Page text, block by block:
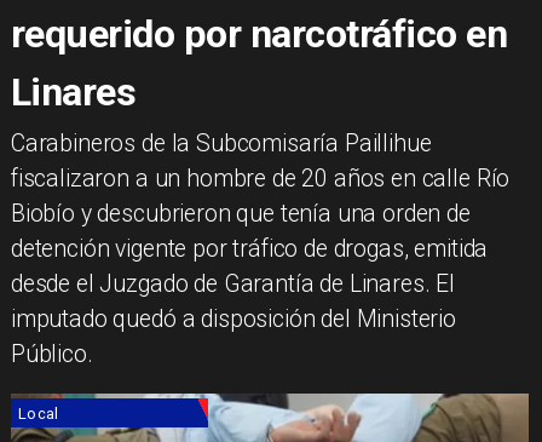
requerido por narcotráfico en
Linares
​Carabineros de la Subcomisaría Paillihue
fiscalizaron a un hombre de 20 años en calle Río
Biobío y descubrieron que tenía una orden de
detención vigente por tráfico de drogas, emitida
desde el Juzgado de Garantía de Linares. El
imputado quedó a disposición del Ministerio
Público.
Local